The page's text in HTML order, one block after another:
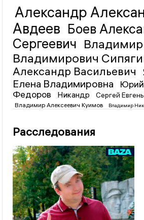
Александр
Авдеев Боев
Сергеевич Владимир
Владимирович
Александр Васильевич
Елена Владимировна
Федоров
Никандр Сергей
Владимир Алексеевич Куимов Владимир
Расследования